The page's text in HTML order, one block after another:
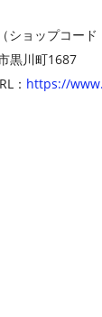
ショップコード
黒川町1687
： https://